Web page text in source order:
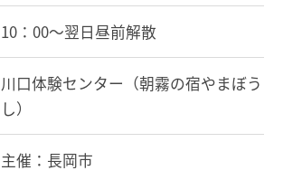
10：00～翌日昼前解散
川口体験センター（朝霧の宿やまぼう
し）
主催：長岡市